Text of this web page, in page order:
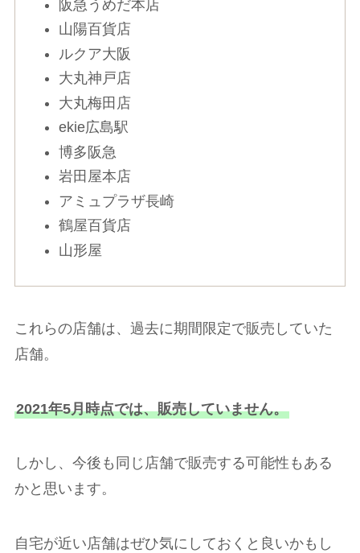
阪急うめだ本店
山陽百貨店
ルクア大阪
大丸神戸店
大丸梅田店
ekie広島駅
博多阪急
岩田屋本店
アミュプラザ長崎
鶴屋百貨店
山形屋
これらの店舗は、過去に期間限定で販売していた
店舗。
2021年5月時点では、販売していません。
しかし、今後も同じ店舗で販売する可能性もある
かと思います。
自宅が近い店舗はぜひ気にしておくと良いかもし